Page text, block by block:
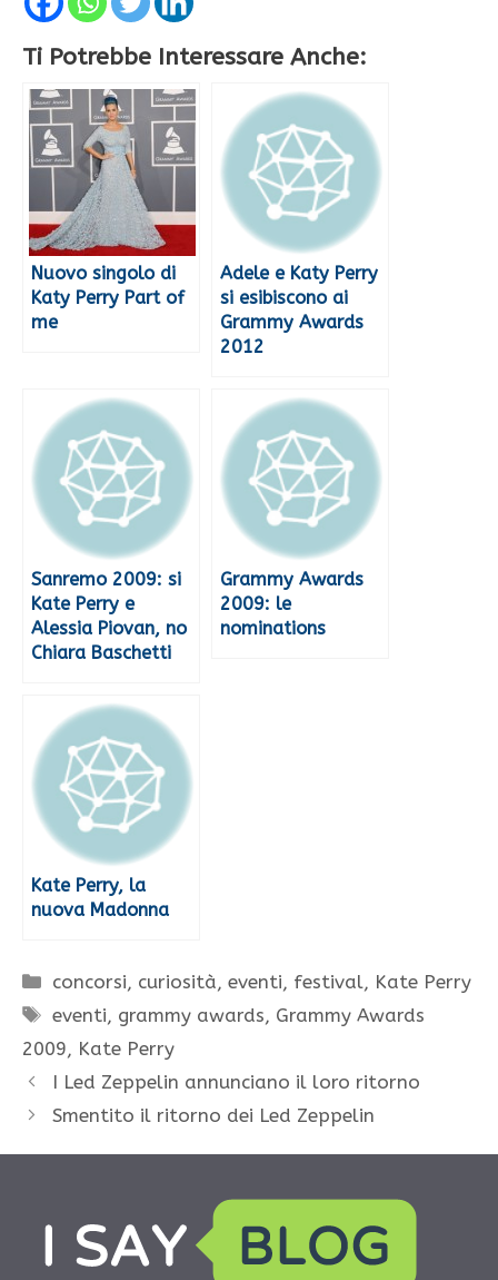
Ti Potrebbe Interessare Anche:
Nuovo singolo di
Katy Perry Part of
me
Adele e Katy Perry
si esibiscono ai
Grammy Awards
2012
Sanremo 2009: si
Kate Perry e
Alessia Piovan, no
Chiara Baschetti
Grammy Awards
2009: le
nominations
Kate Perry, la
nuova Madonna
Categorie
concorsi, curiosità,eventi, festival, Kate Perry
Tag
eventi, grammy awards, Grammy Awards
2009, Kate Perry
I Led Zeppelin annunciano il loro ritorno
Smentito il ritorno dei Led Zeppelin